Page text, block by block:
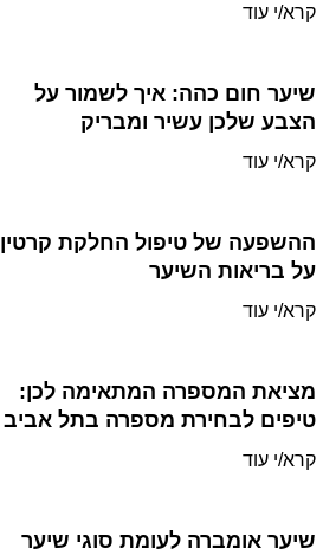
קרא/י עוד
שיער חום כהה: איך לשמור על
הצבע שלכן עשיר ומבריק
קרא/י עוד
ההשפעה של טיפול החלקת קרטין
על בריאות השיער
קרא/י עוד
מציאת המספרה המתאימה לכן:
טיפים לבחירת מספרה בתל אביב
קרא/י עוד
שיער אומברה לעומת סוגי שיער